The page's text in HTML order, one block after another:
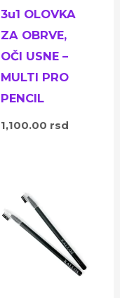
3u1 OLOVKA
ZA OBRVE,
OČI USNE –
MULTI PRO
PENCIL
1,100.00 rsd